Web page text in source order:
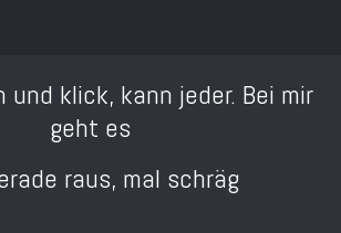
und klick, kann jeder. Bei mir
geht es
raus, mal schräg